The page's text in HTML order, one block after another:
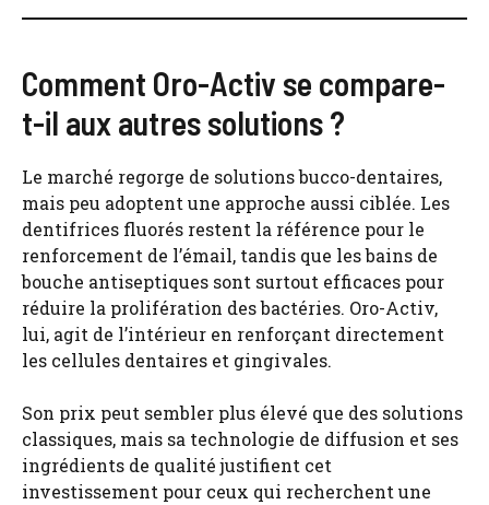
Comment Oro-Activ se compare-
t-il aux autres solutions ?
Le marché regorge de solutions bucco-dentaires,
mais peu adoptent une approche aussi ciblée. Les
dentifrices fluorés restent la référence pour le
renforcement de l’émail, tandis que les bains de
bouche antiseptiques sont surtout efficaces pour
réduire la prolifération des bactéries. Oro-Activ,
lui, agit de l’intérieur en renforçant directement
les cellules dentaires et gingivales.
Son prix peut sembler plus élevé que des solutions
classiques, mais sa technologie de diffusion et ses
ingrédients de qualité justifient cet
investissement pour ceux qui recherchent une